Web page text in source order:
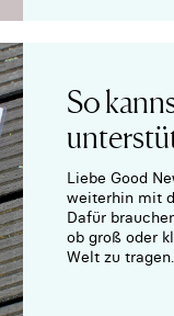
So
Liebe Good
weiterhin mit
Dafür
ob groß oder
Welt zu